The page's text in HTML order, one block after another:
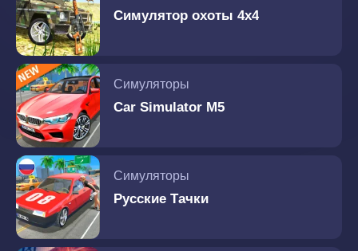
Симулятор охоты 4х4
Симуляторы
Car Simulator M5
Симуляторы
Русские Тачки